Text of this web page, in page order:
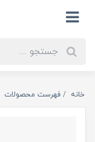
خانه فهرست محصولات